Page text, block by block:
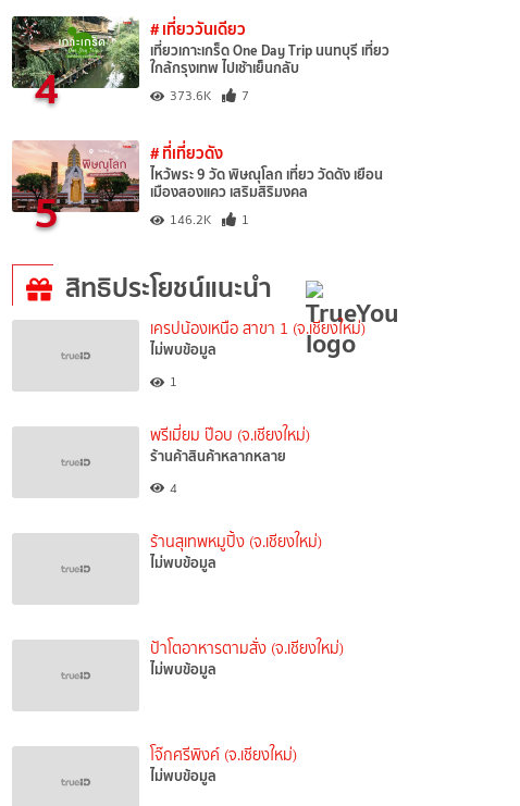
4
# เที่ยววันเดียว
เที่ยวเกาะเกร็ด One Day Trip นนทบุรี เที่ยว
ใกล้กรุงเทพ ไปเช้าเย็นกลับ
373.6K 7
5
# ที่เที่ยวดัง
ไหว้พระ 9 วัด พิษณุโลก เที่ยว วัดดัง เยือน
เมืองสองแคว เสริมสิริมงคล
146.2K 1
สิทธิประโยชน์แนะนำ
เครปน้องเหนือ สาขา 1 (จ.เชียงใหม่)
ไม่พบข้อมูล
1
พรีเมี่ยม ป๊อบ (จ.เชียงใหม่)
ร้านค้าสินค้าหลากหลาย
4
ร้านสุเทพหมูปิ้ง (จ.เชียงใหม่)
ไม่พบข้อมูล
ป้าโตอาหารตามสั่ง (จ.เชียงใหม่)
ไม่พบข้อมูล
โจ๊กศรีพิงค์ (จ.เชียงใหม่)
ไม่พบข้อมูล